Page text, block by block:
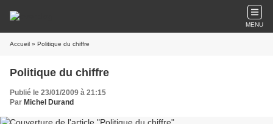
MENU
Accueil » Politique du chiffre
Politique du chiffre
Publié le 23/01/2009 à 21:15
Par Michel Durand